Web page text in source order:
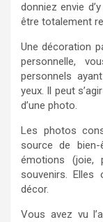
donniez envie
être totalement
Une décoration
personnelle,
personnels
yeux. Il peut
d’une photo.
Les photos
source de
émotions (joie,
souvenirs.
décor.
Vous avez vu